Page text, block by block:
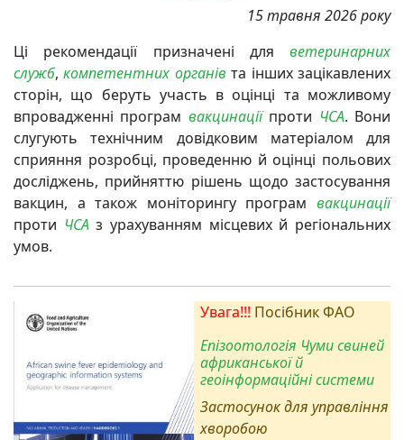
15 травня 2026 року
Ці рекомендації призначені для ветеринарних
служб,компетентних органівта інших зацікавлених
сторін, що беруть участь в оцінці та можливому
впровадженні програм вакцинаціїпроти ЧСА. Вони
слугують технічним довідковим матеріалом для
сприяння розробці, проведенню й оцінці польових
досліджень, прийняттю рішень щодо застосування
вакцин, а також моніторингу програм вакцинації
проти ЧСАз урахуванням місцевих й регіональних
умов.
Увага!!! Посібник ФАО
Епізоотологія Чуми свиней
африканської й
геоінформаційні системи
Застосунок для управління
хворобою